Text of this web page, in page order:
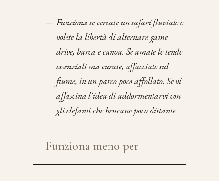
— Funziona se cercate un safari fluviale e
volete la libertà di alternare game
drive, barca e canoa. Se amate le tende
essenziali ma curate, affacciate sul
fiume, in un parco poco affollato. Se vi
affascina l'idea di addormentarvi con
gli elefanti che brucano poco distante.
Funziona meno per